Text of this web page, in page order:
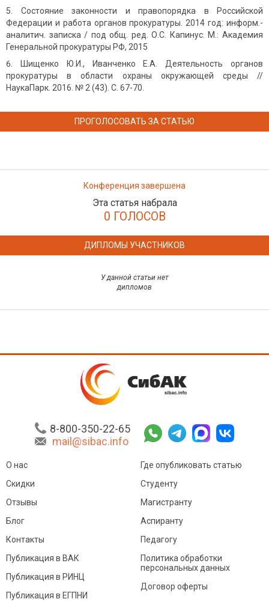
Состояние законности и правопорядка в Российской
Федерации и работа органов прокуратуры. 2014 год: информ.-
аналитич. записка / под общ. ред. О.С. Капинус. М.: Академия
Генеральной прокуратуры РФ, 2015
Шищенко Ю.И., Иванченко Е.А. Деятельность органов
прокуратуры в области охраны окружающей среды //
НаукаПарк. 2016. № 2 (43). С. 67-70.
ПРОГОЛОСОВАТЬ ЗА СТАТЬЮ
Конференция завершена
Эта статья набрала
0 ГОЛОСОВ
ДИПЛОМЫ УЧАСТНИКОВ
У данной статьи нет
дипломов
8-800-350-22-65
mail@sibac.info
О нас
Скидки
Отзывы
Блог
Контакты
Где опубликовать статью
Студенту
Магистранту
Аспиранту
Педагогу
Публикация в ВАК
Публикация в РИНЦ
Публикация в ЕГПНИ
Политика обработки
персональных данных
Договор оферты